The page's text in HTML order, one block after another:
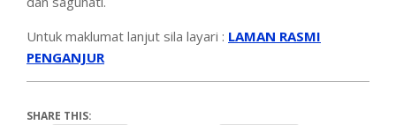
Untuk maklumat lanjut sila layari : LAMAN RASMI
PENGANJUR
SHARE THIS: